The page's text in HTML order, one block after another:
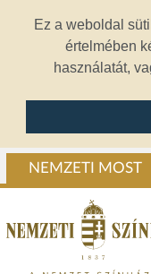
Ez a weboldal
értelmében
használatát,
NEMZETI MOST